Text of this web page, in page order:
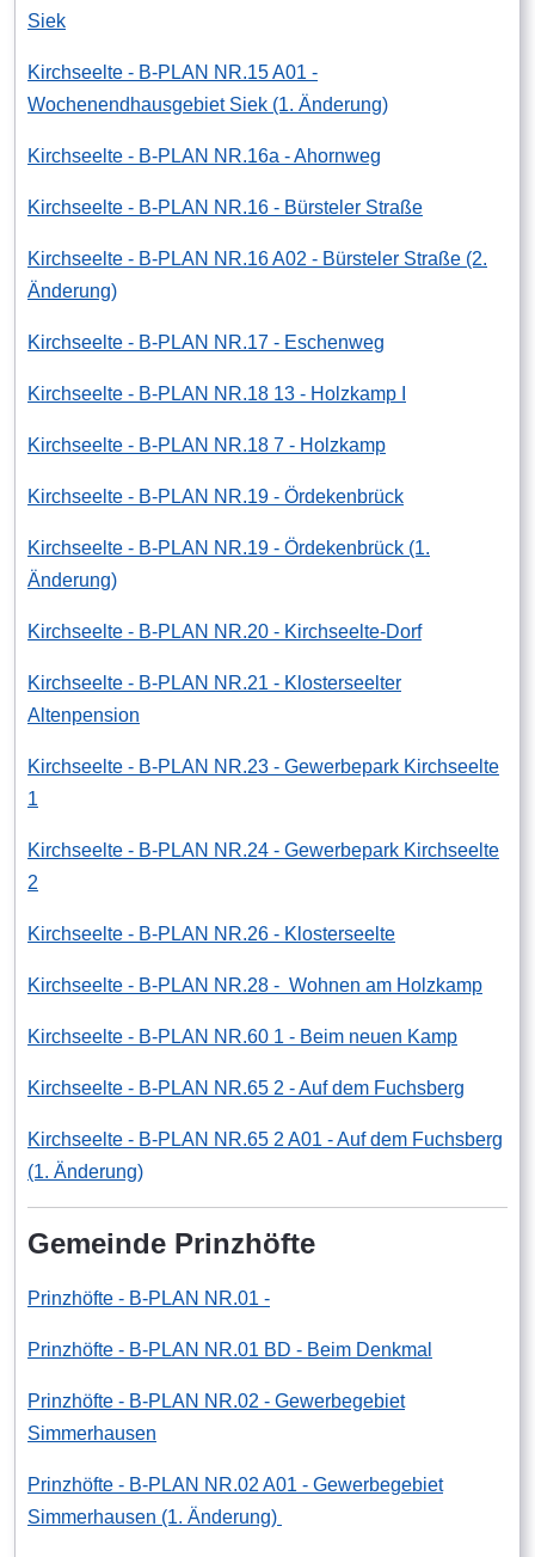
Siek
Kirchseelte - B-PLAN NR.15 A01 -
Wochenendhausgebiet Siek (1. Änderung)
Kirchseelte - B-PLAN NR.16a - Ahornweg
Kirchseelte - B-PLAN NR.16 - Bürsteler Straße
Kirchseelte - B-PLAN NR.16 A02 - Bürsteler Straße (2.
Änderung)
Kirchseelte - B-PLAN NR.17 - Eschenweg
Kirchseelte - B-PLAN NR.18 13 - Holzkamp I
Kirchseelte - B-PLAN NR.18 7 - Holzkamp
Kirchseelte - B-PLAN NR.19 - Ördekenbrück
Kirchseelte - B-PLAN NR.19 - Ördekenbrück (1.
Änderung)
Kirchseelte - B-PLAN NR.20 - Kirchseelte-Dorf
Kirchseelte - B-PLAN NR.21 - Klosterseelter
Altenpension
Kirchseelte - B-PLAN NR.23 - Gewerbepark Kirchseelte
1
Kirchseelte - B-PLAN NR.24 - Gewerbepark Kirchseelte
2
Kirchseelte - B-PLAN NR.26 - Klosterseelte
Kirchseelte - B-PLAN NR.28 - Wohnen am Holzkamp
Kirchseelte - B-PLAN NR.60 1 - Beim neuen Kamp
Kirchseelte - B-PLAN NR.65 2 - Auf dem Fuchsberg
Kirchseelte - B-PLAN NR.65 2 A01 - Auf dem Fuchsberg
(1. Änderung)
Gemeinde Prinzhöfte
Prinzhöfte - B-PLAN NR.01 -
Prinzhöfte - B-PLAN NR.01 BD - Beim Denkmal
Prinzhöfte - B-PLAN NR.02 - Gewerbegebiet
Simmerhausen
Prinzhöfte - B-PLAN NR.02 A01 - Gewerbegebiet
Simmerhausen (1. Änderung)